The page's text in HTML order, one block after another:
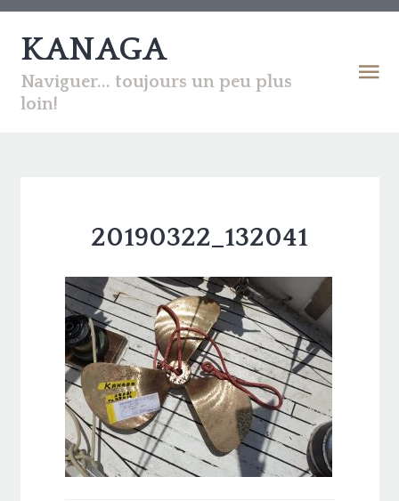
KANAGA
Naviguer... toujours un peu plus
loin!
20190322_132041